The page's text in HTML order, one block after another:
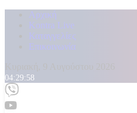
Αρχική
Kontra Live
Καταγγελίες
Επικοινωνία
04:30:00